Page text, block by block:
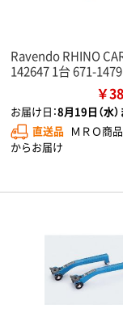
Ravendo RHINO
142647 1台 671-1479
￥
お届け日：8月19日（水
直送品 ＭＲＯ商
からお届け